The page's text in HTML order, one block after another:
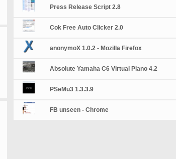
Press Release Script 2.8
Cok Free Auto Clicker 2.0
anonymoX 1.0.2 - Mozilla Firefox
Absolute Yamaha C6 Virtual Piano 4.2
PSeMu3 1.3.3.9
FB unseen - Chrome